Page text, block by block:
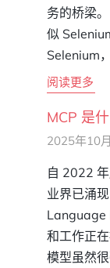
务的桥梁
似
Selenium
阅读更多
MCP 是
2025年10
自 2022
业界已涌
Language
和工作正
模型虽然